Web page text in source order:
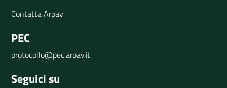
Contatta Arpav
PEC
protocollo@pec.arpav.it
Seguici su